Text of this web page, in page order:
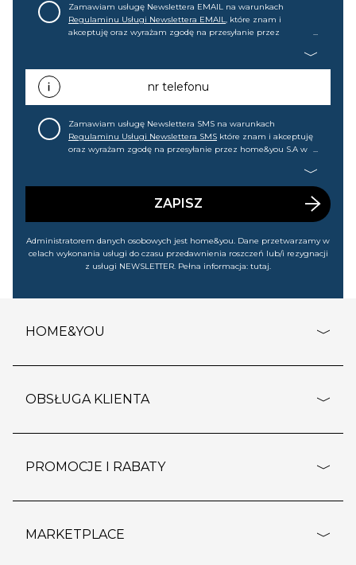
Zamawiam usługę Newslettera EMAIL na warunkach
Regulaminu Usługi Newslettera EMAIL, które znam i
akceptuję oraz wyrażam zgodę na przesyłanie przez
promocjach, wyprzedażach). Wiem, że mogę tę zgodę w
każdej chwili cofnąć.nr telefonu
Zamawiam usługę Newslettera SMS na warunkach
Regulaminu Usługi Newslettera SMS które znam i akceptuję
oraz wyrażam zgodę na przesyłanie przez home&you S.A w
wyprzedażach). Wiem, że mogę tę zgodę w każdej chwili
ZAPISZ
Administratorem danych osobowych jest home&you. Dane przetwarzamy w
celach wykonania usługi do czasu przedawnienia roszczeń lub/i rezygnacji
z usługi NEWSLETTER. Pełna informacja: tutaj.
HOME&YOU
o firmie
polityka prywatności
kontakt
OBSŁUGA KLIENTA
dostawy i płatność
wypis z subskrypcji
PROMOCJE I RABATY
outlet
MARKETPLACE